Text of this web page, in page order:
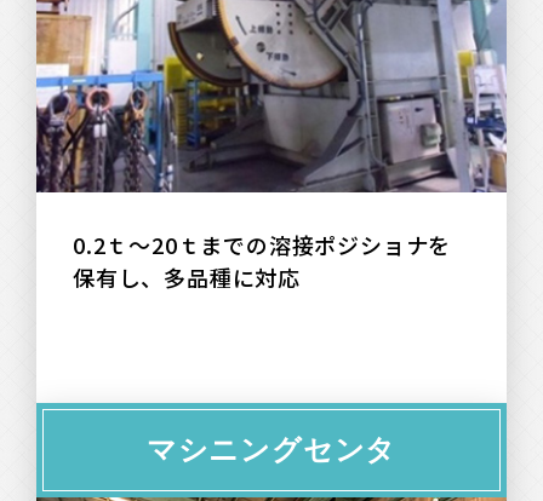
0.2ｔ～20ｔまでの溶接ポジショナを
保有し、多品種に対応
マシニングセンタ